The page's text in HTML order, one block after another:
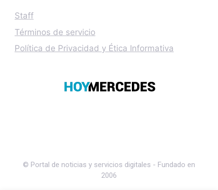
Staff
Términos de servicio
Política de Privacidad y Ética Informativa
© Portal de noticias y servicios digitales - Fundado en
2006